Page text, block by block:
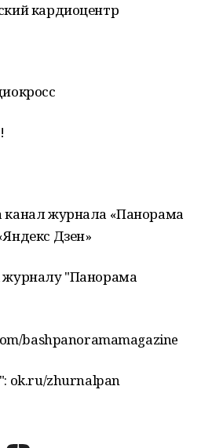
кардиоцентр
канал журнала «Панорама
Дзен»
журналу "Панорама
bashpanoramamagazine
ok.ru/zhurnalpan